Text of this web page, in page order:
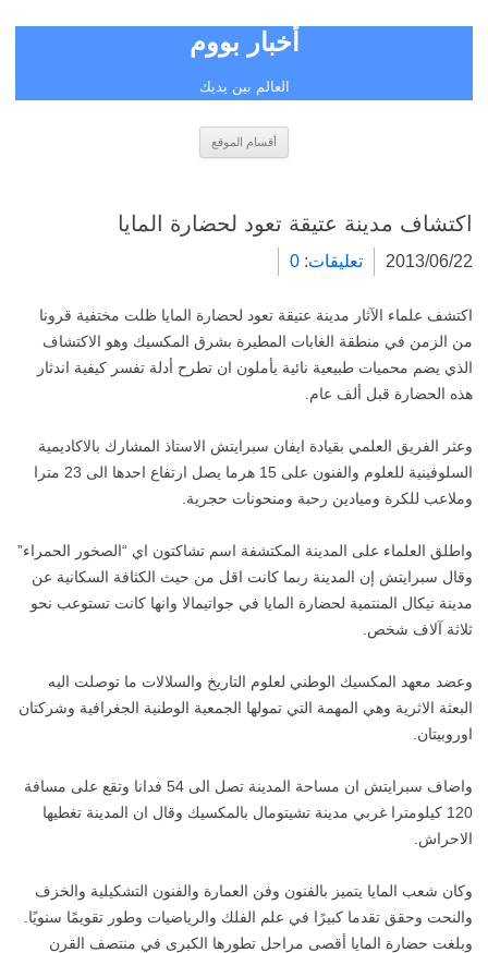
أخبار بووم
العالم بين يديك
أقسام الموقع
اكتشاف مدينة عتيقة تعود لحضارة المايا
2013/06/22 تعليقات: 0
اكتشف علماء الآثار مدينة عتيقة تعود لحضارة المايا ظلت مختفية قرونا
من الزمن في منطقة الغابات المطيرة بشرق المكسيك وهو الاكتشاف
الذي يضم محميات طبيعية نائية يأملون ان تطرح أدلة تفسر كيفية اندثار
هذه الحضارة قبل ألف عام.
وعثر الفريق العلمي بقيادة ايفان سبرايتش الاستاذ المشارك بالاكاديمية
السلوفينية للعلوم والفنون على 15 هرما يصل ارتفاع احدها الى 23 مترا
وملاعب للكرة وميادين رحبة ومنحونات حجرية.
واطلق العلماء على المدينة المكتشفة اسم تشاكتون اي “الصخور الحمراء”
وقال سبرايتش إن المدينة ربما كانت اقل من حيث الكثافة السكانية عن
مدينة تيكال المنتمية لحضارة المايا في جواتيمالا وانها كانت تستوعب نحو
ثلاثة آلاف شخص.
وعضد معهد المكسيك الوطني لعلوم التاريخ والسلالات ما توصلت اليه
البعثة الاثرية وهي المهمة التي تمولها الجمعية الوطنية الجغرافية وشركتان
اوروبيتان.
واضاف سبرايتش ان مساحة المدينة تصل الى 54 فدانا وتقع على مسافة
120 كيلومترا غربي مدينة تشيتومال بالمكسيك وقال ان المدينة تغطيها
الاحراش.
وكان شعب المايا يتميز بالفنون وفن العمارة والفنون التشكيلية والخزف
والنحت وحقق تقدما كبيرًا في علم الفلك والرياضيات وطور تقويمًا سنويًا.
وبلغت حضارة المايا أقصى مراحل تطورها الكبرى في منتصف القرن